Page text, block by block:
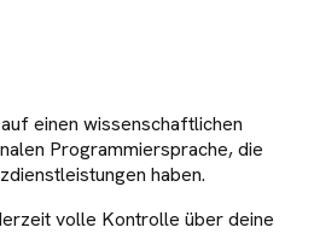
einen wissenschaftlichen
Programmiersprache, die
haben.
volle Kontrolle über deine